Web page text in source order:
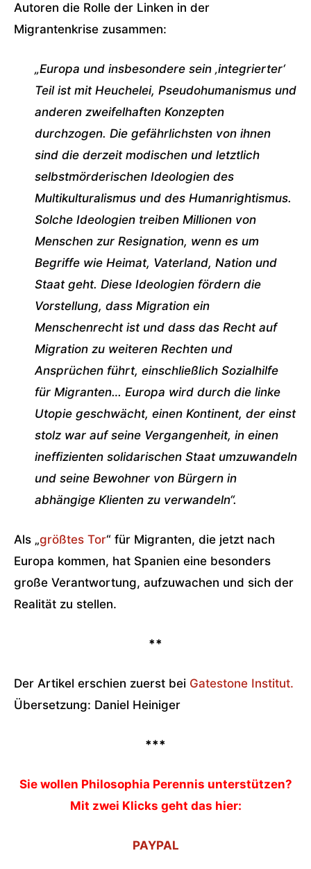
Autoren die Rolle der Linken in der
Migrantenkrise zusammen:
„Europa und insbesondere sein ‚integrierter‘
Teil ist mit Heuchelei, Pseudohumanismus und
anderen zweifelhaften Konzepten
durchzogen. Die gefährlichsten von ihnen
sind die derzeit modischen und letztlich
selbstmörderischen Ideologien des
Multikulturalismus und des Humanrightismus.
Solche Ideologien treiben Millionen von
Menschen zur Resignation, wenn es um
Begriffe wie Heimat, Vaterland, Nation und
Staat geht. Diese Ideologien fördern die
Vorstellung, dass Migration ein
Menschenrecht ist und dass das Recht auf
Migration zu weiteren Rechten und
Ansprüchen führt, einschließlich Sozialhilfe
für Migranten… Europa wird durch die linke
Utopie geschwächt, einen Kontinent, der einst
stolz war auf seine Vergangenheit, in einen
ineffizienten solidarischen Staat umzuwandeln
und seine Bewohner von Bürgern in
abhängige Klienten zu verwandeln“.
Als „größtes Tor“ für Migranten, die jetzt nach
Europa kommen, hat Spanien eine besonders
große Verantwortung, aufzuwachen und sich der
Realität zu stellen.
**
Der Artikel erschien zuerst bei Gatestone Institut.
Übersetzung: Daniel Heiniger
***
Sie wollen Philosophia Perennis unterstützen?
Mit zwei Klicks geht das hier:
PAYPAL